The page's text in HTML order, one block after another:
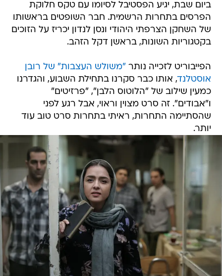
ביום שבת, יגיע הפסטיבל לסיומו עם טקס חלוקת
הפרסים בתחרות הרשמית. חבר השופטים בראשותו
של השחקן הצרפתי היהודי ונסן לנדון יכריז על הזוכים
בקטגוריות השונות, בראשן דקל הזהב.
הפייבוריט לזכייה נותר "משולש העצבות" של רובן
אוסטלנד, אותו כבר סקרנו בתחילת השבוע, והגדרנו
כמעין שילוב של "הלוטוס הלבן", "פרזיטים"
ו"אבודים". זה סרט מצוין וראוי, אבל רגע לפני
שהסתיימה התחרות, ראיתי בתחרות סרט טוב עוד
יותר.